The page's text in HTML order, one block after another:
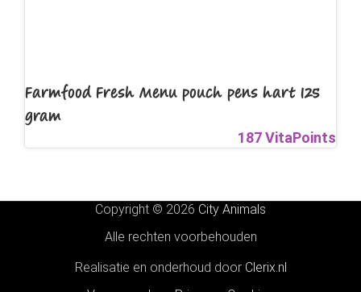
Farmfood Fresh Menu pouch pens hart 125
gram
187 VitaPoints
Copyright © 2026 City Animals
Alle rechten voorbehouden
Realisatie en onderhoud door Clerix.nl